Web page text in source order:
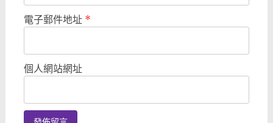
電子郵件地址 *
個人網站網址